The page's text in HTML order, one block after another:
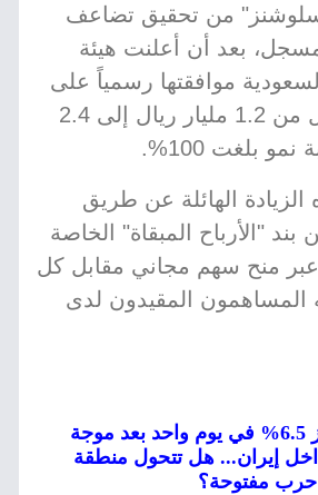
من تحقيق تضاعف
بعد أن أعلنت هيئة
موافقتها رسمياً على
زيادة رأس المال من 1.2 مليار ريال إلى 2.4
بلغت 100%.
الهائلة عن طريق
بند "الأرباح المبقاة" الخاصة
عبر منح سهم مجاني مقابل كل
المساهمون المقيدون لدى
عاجل: النفط يقفز 6.5% في يوم واحد بعد موجة
إيران... هل تتحول منطقة
حرب مفتوحة؟